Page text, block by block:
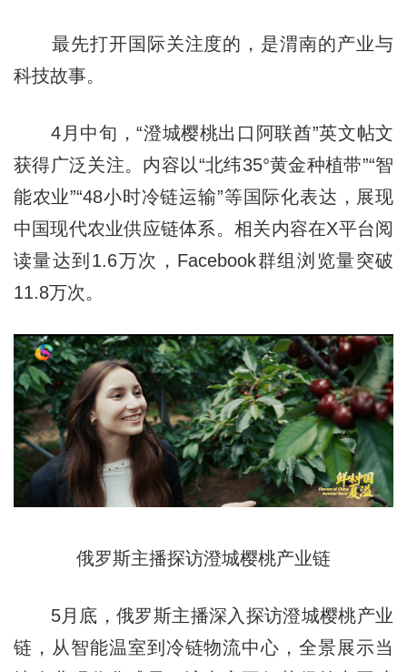
最先打开国际关注度的，是渭南的产业与
科技故事。
4月中旬，“澄城樱桃出口阿联酋”英文帖文
获得广泛关注。内容以“北纬35°黄金种植带”“智
能农业”“48小时冷链运输”等国际化表达，展现
中国现代农业供应链体系。相关内容在X平台阅
读量达到1.6万次，Facebook群组浏览量突破
11.8万次。
俄罗斯主播探访澄城樱桃产业链
5月底，俄罗斯主播深入探访澄城樱桃产业
链，从智能温室到冷链物流中心，全景展示当